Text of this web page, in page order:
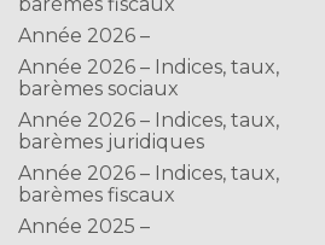
Année 2026 –
Année 2026 – Indices, taux,
barèmes sociaux
Année 2026 – Indices, taux,
barèmes juridiques
Année 2026 – Indices, taux,
barèmes fiscaux
Année 2025 –